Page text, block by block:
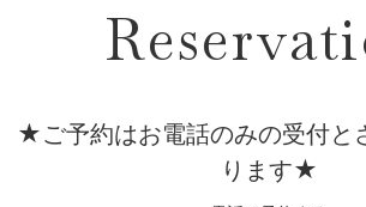
★ご予約はお電話のみの受付と
ります★